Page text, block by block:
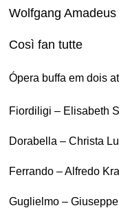
Wolfgang
Così fan tutte
Ópera buffa em dois
Fiordiligi – Elisabeth
Dorabella – Christa
Ferrando – Alfredo
Guglielmo –